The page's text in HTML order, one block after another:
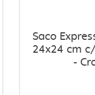
Saco
24x24 cm
-